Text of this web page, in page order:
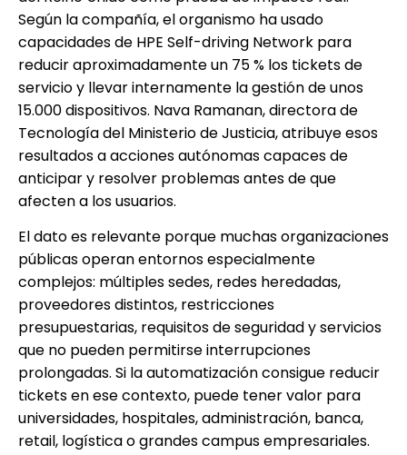
Según la compañía, el organismo ha usado
capacidades de HPE Self-driving Network para
reducir aproximadamente un 75 % los tickets de
servicio y llevar internamente la gestión de unos
15.000 dispositivos. Nava Ramanan, directora de
Tecnología del Ministerio de Justicia, atribuye esos
resultados a acciones autónomas capaces de
anticipar y resolver problemas antes de que
afecten a los usuarios.
El dato es relevante porque muchas organizaciones
públicas operan entornos especialmente
complejos: múltiples sedes, redes heredadas,
proveedores distintos, restricciones
presupuestarias, requisitos de seguridad y servicios
que no pueden permitirse interrupciones
prolongadas. Si la automatización consigue reducir
tickets en ese contexto, puede tener valor para
universidades, hospitales, administración, banca,
retail, logística o grandes campus empresariales.